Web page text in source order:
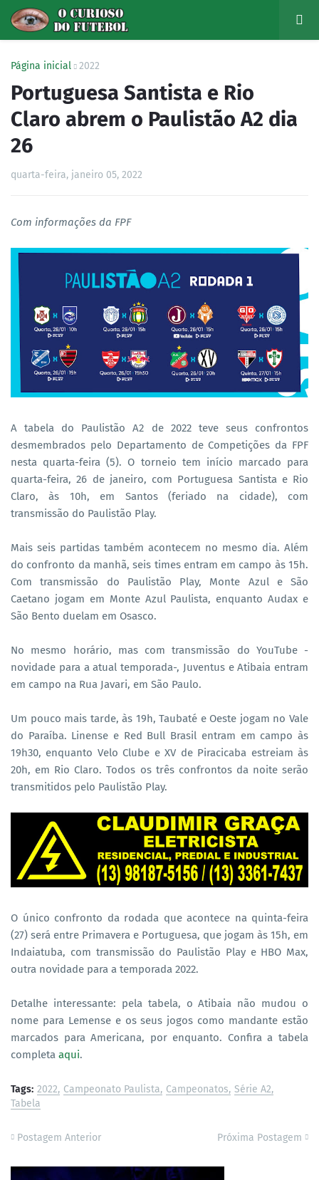
Página inicial 2022
Portuguesa Santista e Rio
Claro abrem o Paulistão A2 dia
26
quarta-feira, janeiro 05, 2022
Com informações da FPF
A tabela do Paulistão A2 de 2022 teve seus confrontos
desmembrados pelo Departamento de Competições da FPF
nesta quarta-feira (5). O torneio tem início marcado para
quarta-feira, 26 de janeiro, com Portuguesa Santista e Rio
Claro, às 10h, em Santos (feriado na cidade), com
transmissão do Paulistão Play.
Mais seis partidas também acontecem no mesmo dia. Além
do confronto da manhã, seis times entram em campo às 15h.
Com transmissão do Paulistão Play, Monte Azul e São
Caetano jogam em Monte Azul Paulista, enquanto Audax e
São Bento duelam em Osasco.
No mesmo horário, mas com transmissão do YouTube -
novidade para a atual temporada-, Juventus e Atibaia entram
em campo na Rua Javari, em São Paulo.
Um pouco mais tarde, às 19h, Taubaté e Oeste jogam no Vale
do Paraíba. Linense e Red Bull Brasil entram em campo às
19h30, enquanto Velo Clube e XV de Piracicaba estreiam às
20h, em Rio Claro. Todos os três confrontos da noite serão
transmitidos pelo Paulistão Play.
O único confronto da rodada que acontece na quinta-feira
(27) será entre Primavera e Portuguesa, que jogam às 15h, em
Indaiatuba, com transmissão do Paulistão Play e HBO Max,
outra novidade para a temporada 2022.
Detalhe interessante: pela tabela, o Atibaia não mudou o
nome para Lemense e os seus jogos como mandante estão
marcados para Americana, por enquanto. Confira a tabela
completa aqui.
Tags: 2022 Campeonato Paulista Campeonatos Série A2
Tabela
Postagem Anterior Próxima Postagem